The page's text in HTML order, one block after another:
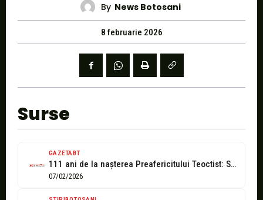
By News Botosani
8 februarie 2026
Surse
GAZETABT
111 ani de la nașterea Preafericitului Teoctist: Slujbe de parastas și omagiu...
07/02/2026